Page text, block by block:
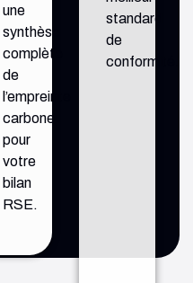
synthèse
complète
de
l’empreinte
carbone
votre
bilan
RSE.